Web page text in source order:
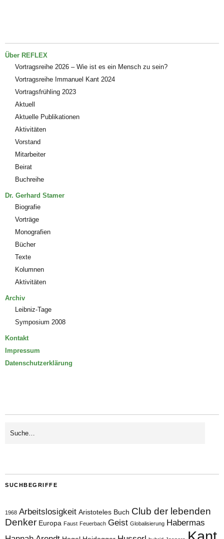
Über REFLEX
Vortragsreihe 2026 – Wie ist es ein Mensch zu sein?
Vortragsreihe Immanuel Kant 2024
Vortragsfrühling 2023
Aktuell
Aktuelle Publikationen
Aktivitäten
Vorstand
Mitarbeiter
Beirat
Buchreihe
Dr. Gerhard Stamer
Biografie
Vorträge
Monografien
Bücher
Texte
Kolumnen
Aktivitäten
Archiv
Leibniz-Tage
Symposium 2008
Kontakt
Impressum
Datenschutzerklärung
SUCHBEGRIFFE
1968 Arbeitslosigkeit Aristoteles Buch Club der lebenden
Denker Europa Faust Feuerbach Geist Globalisierung Habermas